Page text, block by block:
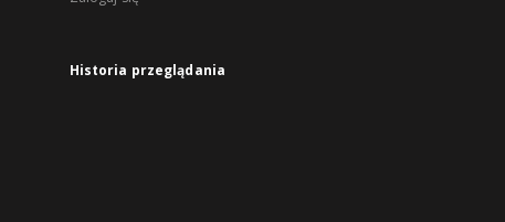
Historia przeglądania